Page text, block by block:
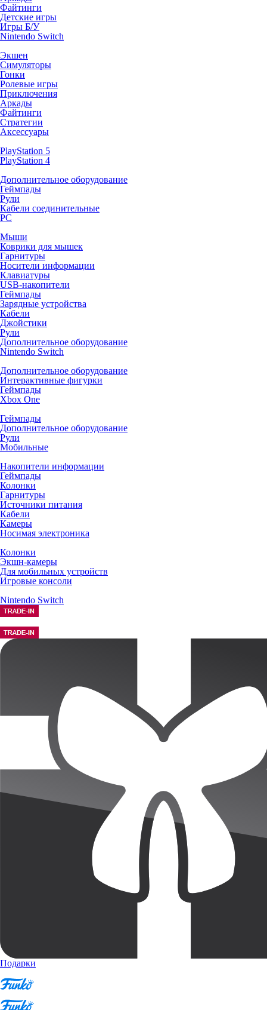
Файтинги
Детские игры
Игры Б/У
Nintendo Switch
Экшен
Симуляторы
Гонки
Ролевые игры
Приключения
Аркады
Файтинги
Стратегии
Аксессуары
PlayStation 5
PlayStation 4
Дополнительное оборудование
Геймпады
Рули
Кабели соединительные
PC
Мыши
Коврики для мышек
Гарнитуры
Носители информации
Клавиатуры
USB-накопители
Геймпады
Зарядные устройства
Кабели
Джойстики
Рули
Дополнительное оборудование
Nintendo Switch
Дополнительное оборудование
Интерактивные фигурки
Геймпады
Xbox One
Геймпады
Дополнительное оборудование
Рули
Мобильные
Накопители информации
Геймпады
Колонки
Гарнитуры
Источники питания
Кабели
Камеры
Носимая электроника
Колонки
Экшн-камеры
Для мобильных устройств
Игровые консоли
Nintendo Switch
Подарки